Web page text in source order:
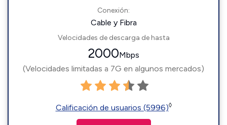
Conexión:
Cable y Fibra
Velocidades de descarga de hasta
2000Mbps
(Velocidades limitadas a 7G en algunos mercados)
Calificación de usuarios (5996)◊